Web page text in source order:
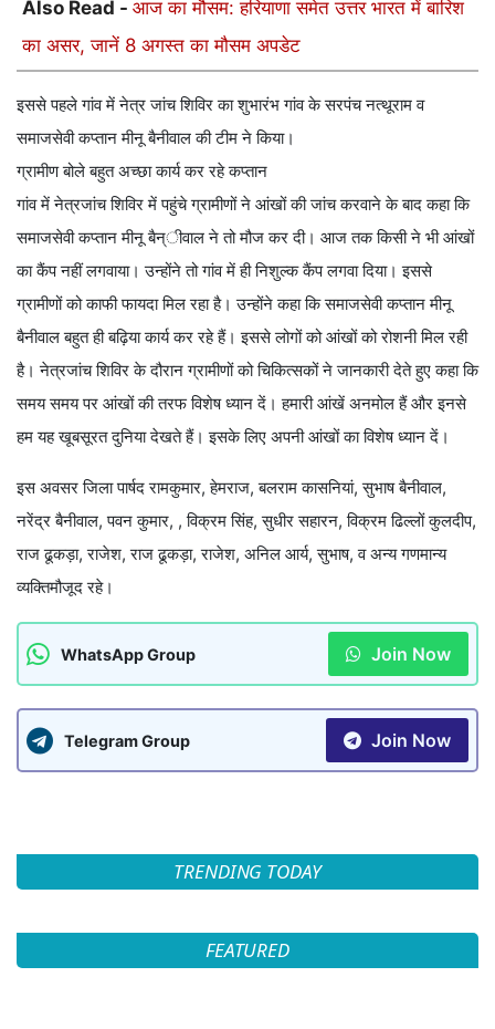
Also Read - आज का मौसम: हरियाणा समेत उत्तर भारत में बारिश
का असर, जानें 8 अगस्त का मौसम अपडेट
इससे पहले गांव में नेत्र जांच शिविर का शुभारंभ गांव के सरपंच नत्थूराम व
समाजसेवी कप्तान मीनू बैनीवाल की टीम ने किया।
ग्रामीण बोले बहुत अच्छा कार्य कर रहे कप्तान
गांव में नेत्रजांच शिविर में पहुंचे ग्रामीणों ने आंखों की जांच करवाने के बाद कहा कि
समाजसेवी कप्तान मीनू बैन्ीवाल ने तो मौज कर दी। आज तक किसी ने भी आंखों
का कैंप नहीं लगवाया। उन्होंने तो गांव में ही निशुल्क कैंप लगवा दिया। इससे
ग्रामीणों को काफी फायदा मिल रहा है। उन्होंने कहा कि समाजसेवी कप्तान मीनू
बैनीवाल बहुत ही बढ़िया कार्य कर रहे हैं। इससे लोगों को आंखों को रोशनी मिल रही
है। नेत्रजांच शिविर के दौरान ग्रामीणों को चिकित्सकों ने जानकारी देते हुए कहा कि
समय समय पर आंखों की तरफ विशेष ध्यान दें। हमारी आंखें अनमोल हैं और इनसे
हम यह खूबसूरत दुनिया देखते हैं। इसके लिए अपनी आंखों का विशेष ध्यान दें।
इस अवसर जिला पार्षद रामकुमार, हेमराज, बलराम कासनियां, सुभाष बैनीवाल,
नरेंद्र बैनीवाल, पवन कुमार, , विक्रम सिंह, सुधीर सहारन, विक्रम ढिल्लों कुलदीप,
राज ढूकड़ा, राजेश, राज ढूकड़ा, राजेश, अनिल आर्य, सुभाष, व अन्य गणमान्य
व्यक्तिमौजूद रहे।
WhatsApp Group Join Now
Telegram Group Join Now
TRENDING TODAY
FEATURED